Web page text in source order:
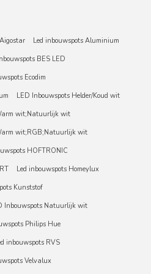
Led inbouwspots Aluminium
BES LED
Ecodim
LED Inbouwspots Helder/Koud wit
wit;Natuurlijk wit
wit;RGB;Natuurlijk wit
HOFTRONIC
Led inbouwspots Homeylux
Kunststof
Inbouwspots Natuurlijk wit
Philips Hue
inbouwspots RVS
Velvalux